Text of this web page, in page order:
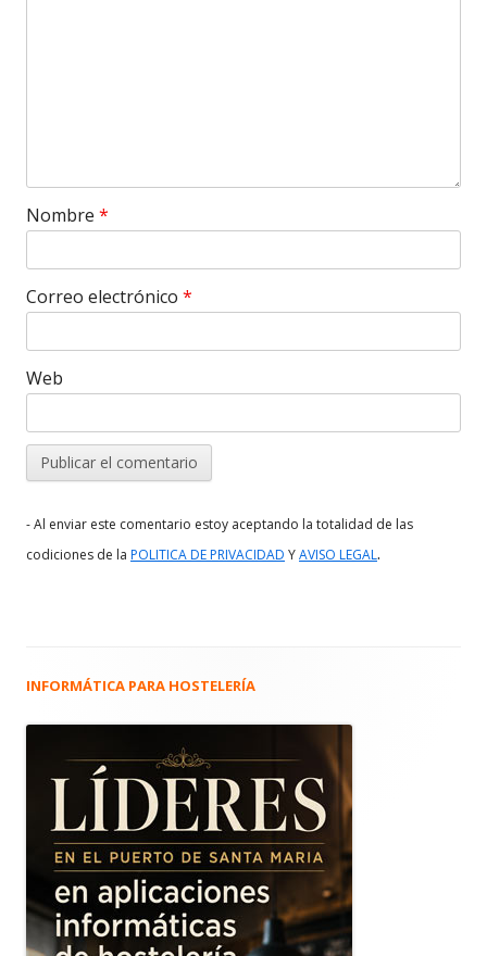
Nombre *
Correo electrónico *
Web
- Al enviar este comentario estoy aceptando la totalidad de las
codiciones de la POLITICA DE PRIVACIDAD YAVISO LEGAL.
Barra
principal
INFORMÁTICA PARA HOSTELERÍA